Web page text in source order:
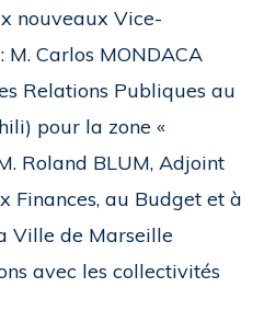
nouveaux Vice-
M. Carlos MONDACA
Relations Publiques au
pour la zone «
Roland BLUM, Adjoint
Finances, au Budget et à
Ville de Marseille
avec les collectivités